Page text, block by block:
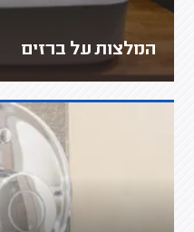
המלצות על ברזים